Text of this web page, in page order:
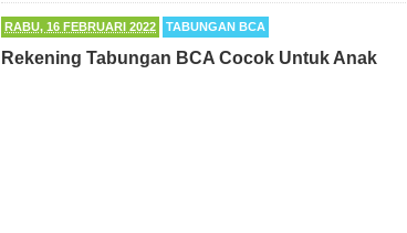
RABU, 16 FEBRUARI 2022 TABUNGAN BCA
Rekening Tabungan BCA Cocok Untuk Anak